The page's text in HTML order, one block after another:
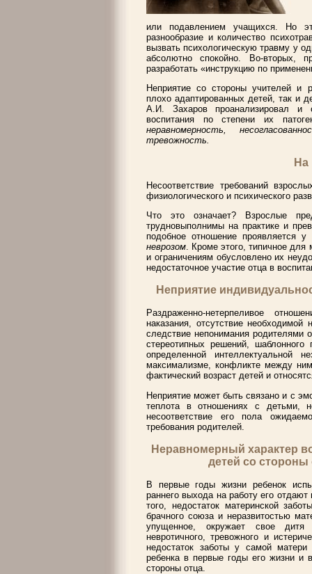
или подавлением учащихся. Но
разнообразие и количество
вызвать психологическую травму у
абсолютно спокойно. Во-вторых,
разработать «инструкцию по
Неприятие со стороны учителей и
плохо адаптированных детей, так и
А.И. Захаров проанализировал и
воспитания по степени их
неравномерность,
тревожность.
На
Несоответствие требований
физиологического и психического
Что это означает? Взрослые
трудновыполнимы на практике и
подобное отношение проявляется
неврозом. Кроме этого, типичное для
и ограничениям обусловлено их
недостаточное участие отца в
Неприятие
Раздраженно-нетерпеливое
наказания, отсутствие
следствие непонимания родителями
стереотипных решений,
определенной интеллектуальной
максимализме, конфликте между
фактический возраст детей и
Неприятие может быть связано и с
теплота в отношениях с детьми,
несоответствие его пола
требования родителей.
Неравномерный характер
детей со
В первые годы жизни ребенок
раннего выхода на работу его
того, недостаток материнской
брачного союза и неразвитостью
упущенное, окружает свое
невротичного, тревожного и
недостаток заботы у самой
ребенка в первые годы его жизни и
стороны отца.